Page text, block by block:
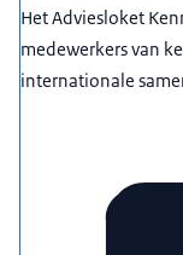
Het Adviesloket
medewerkers van
internationale